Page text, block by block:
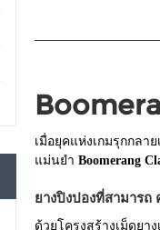
เมื่อยุคแห่งเกมรุกกล
แม่นยำ Boomerang
ยางปิงปองที่สามาร
ด้วยโครงสร้างเม็ดยา